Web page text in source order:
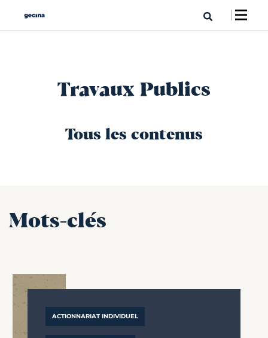
Travaux Publics
Tous les contenus
Mots-clés
ACTIONNARIAT INDIVIDUEL